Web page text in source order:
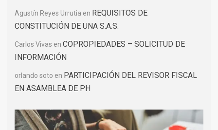
Agustín Reyes Urrutia en REQUISITOS DE
CONSTITUCIÓN DE UNA S.A.S.
Carlos Vivas en COPROPIEDADES – SOLICITUD DE
INFORMACIÓN
orlando soto en PARTICIPACIÓN DEL REVISOR FISCAL
EN ASAMBLEA DE PH